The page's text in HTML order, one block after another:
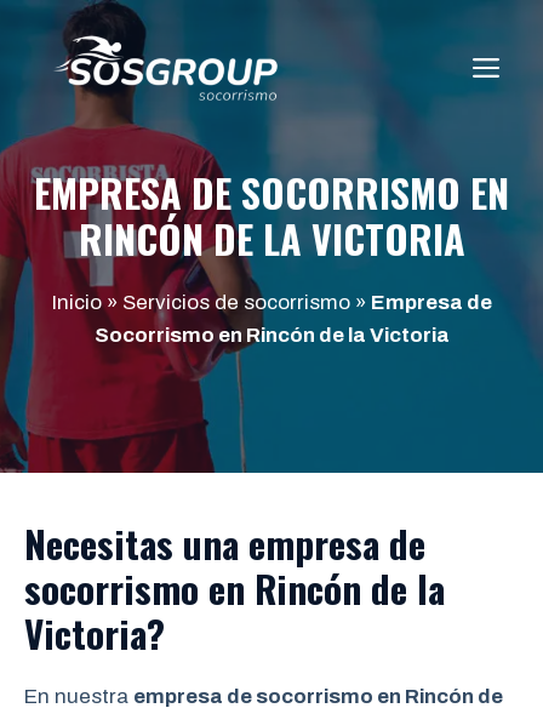
contenido
EMPRESA DE SOCORRISMO EN
RINCÓN DE LA VICTORIA
Inicio» Servicios de socorrismo» Empresa de
Socorrismo en Rincón de la Victoria
Necesitas una empresa de
socorrismo en Rincón de la
Victoria?
En nuestra empresa de socorrismo en Rincón de